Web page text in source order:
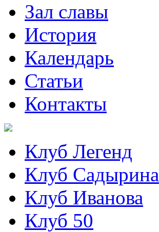
Зал славы
История
Календарь
Статьи
Контакты
Клуб Легенд
Клуб Садырина
Клуб Иванова
Клуб 50